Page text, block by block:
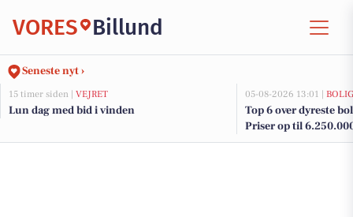
VORES Billund
Seneste nyt ›
15 timer siden | VEJRET
Lun dag med bid i vinden
05-08-2026 13:01 |
Top 6 over dyreste
Priser op til